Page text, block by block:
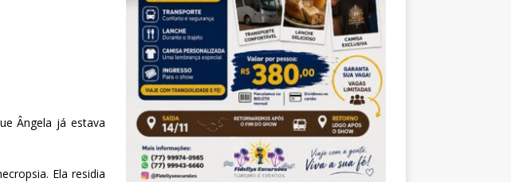
Ângela já estava
Ela residia